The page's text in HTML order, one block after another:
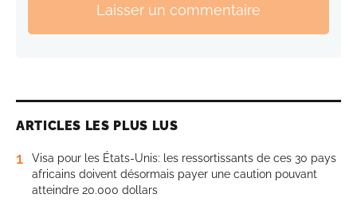
Laisser un commentaire
ARTICLES LES PLUS LUS
1
Visa pour les États-Unis: les ressortissants de ces 30 pays
africains doivent désormais payer une caution pouvant
atteindre 20.000 dollars